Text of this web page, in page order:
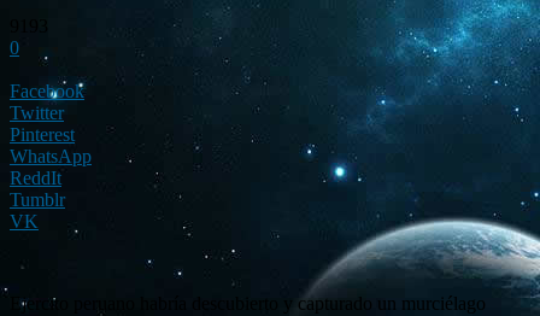
0
Facebook
Twitter
Pinterest
WhatsApp
ReddIt
Tumblr
VK
Ejercito peruano habría descubierto y capturado un murciélago